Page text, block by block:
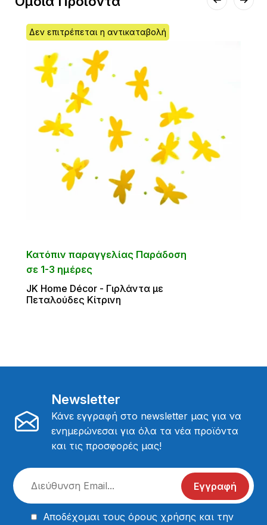
Δεν επιτρέπεται η αντικαταβολή
Κατόπιν παραγγελίας Παράδοση
σε 1-3 ημέρες
JΚ Home Décor - Γιρλάντα με
Πεταλούδες Κίτρινη
Newsletter
Κάνε εγγραφή στο newsletter μας για να
ενημερώνεσαι για όλα τα νέα προϊόντα
και τις προσφορές μας!
Εγγραφή
Αποδέχομαι τουςόρους χρήσης και την